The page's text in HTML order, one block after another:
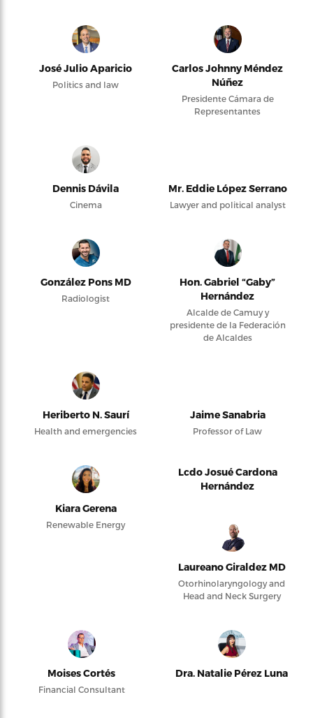
José Julio Aparicio
Politics and law
Carlos Johnny Méndez
Núñez
Presidente Cámara de
Representantes
Dennis Dávila
Cinema
Mr. Eddie López Serrano
Lawyer and political analyst
González Pons MD
Radiologist
Hon. Gabriel “Gaby”
Hernández
Alcalde de Camuy y
presidente de la Federación
de Alcaldes
Heriberto N. Saurí
Health and emergencies
Jaime Sanabria
Professor of Law
Kiara Gerena
Renewable Energy
Lcdo Josué Cardona
Hernández
Laureano Giraldez MD
Otorhinolaryngology and
Head and Neck Surgery
Moises Cortés
Financial Consultant
Dra. Natalie Pérez Luna